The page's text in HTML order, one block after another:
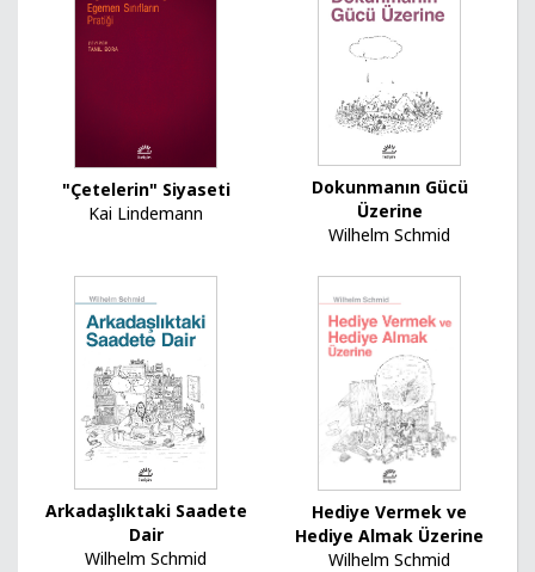
"Çetelerin" Siyaseti
Kai Lindemann
Dokunmanın Gücü
Üzerine
Wilhelm Schmid
Arkadaşlıktaki Saadete
Dair
Wilhelm Schmid
Hediye Vermek ve
Hediye Almak Üzerine
Wilhelm Schmid